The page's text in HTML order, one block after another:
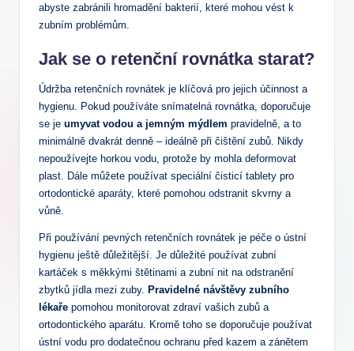
abyste zabránili hromadění bakterií, které mohou vést k
zubním problémům.
Jak se o retenční rovnátka starat?
Údržba retenčních rovnátek je klíčová pro jejich účinnost a
hygienu. Pokud používáte snímatelná rovnátka, doporučuje
se je umyvat vodou a jemným mýdlem pravidelně, a to
minimálně dvakrát denně – ideálně při čištění zubů. Nikdy
nepoužívejte horkou vodu, protože by mohla deformovat
plast. Dále můžete používat speciální čisticí tablety pro
ortodontické aparáty, které pomohou odstranit skvrny a
vůně.
Při používání pevných retenčních rovnátek je péče o ústní
hygienu ještě důležitější. Je důležité používat zubní
kartáček s měkkými štětinami a zubní nit na odstranění
zbytků jídla mezi zuby. Pravidelné návštěvy zubního
lékaře pomohou monitorovat zdraví vašich zubů a
ortodontického aparátu. Kromě toho se doporučuje používat
ústní vodu pro dodatečnou ochranu před kazem a zánětem